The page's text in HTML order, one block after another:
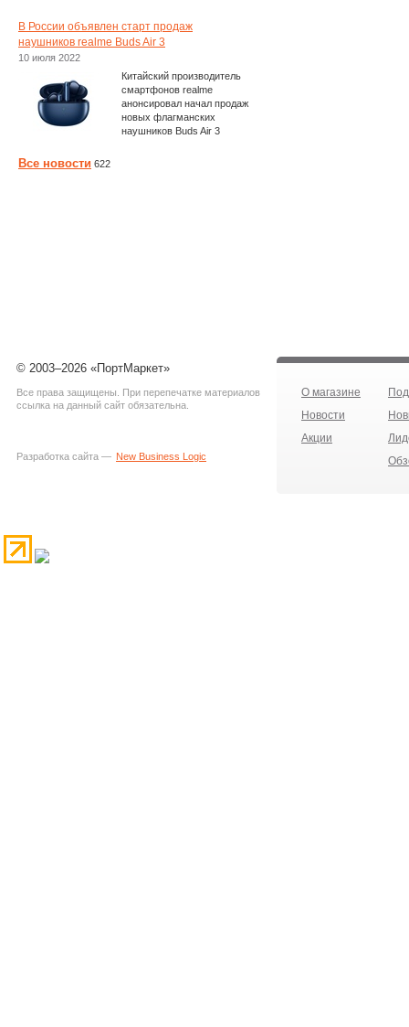
В России объявлен старт продаж
наушников realme Buds Air 3
10 июля 2022
Китайский производитель
смартфонов realme
анонсировал начал продаж
новых флагманских
наушников Buds Air 3
Все новости 622
© 2003–2026 «ПортМаркет»
Все права защищены. При перепечатке материалов
ссылка на данный сайт обязательна.
Разработка сайта — New Business Logic
О магазине
Новости
Акции